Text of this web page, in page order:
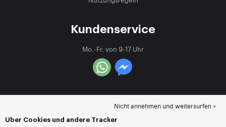
Kundenservice
Mo.-Fr. von 9-17 Uhr
Nicht annehmen und weitersurfen >
Über Cookies und andere Tracker